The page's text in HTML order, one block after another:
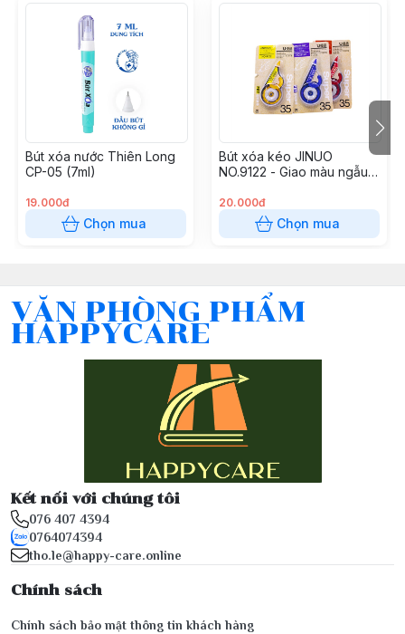
Bút xóa nước Thiên Long
CP-05 (7ml)
19.000đ
Chọn mua
Bút xóa kéo JINUO
NO.9122 - Giao màu ngẫu
20.000đ
Chọn mua
VĂN PHÒNG PHẨM
HAPPYCARE
Kết nối với chúng tôi
076 407 4394
0764074394
tho.le@happy-care.online
Chính sách
Chính sách bảo mật thông tin khách hàng